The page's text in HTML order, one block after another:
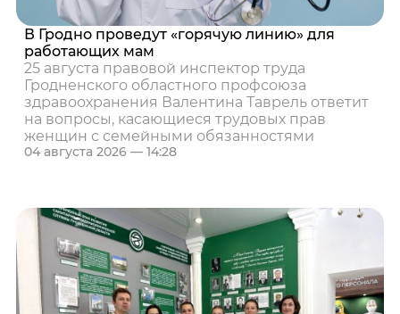
В Гродно проведут «горячую линию» для
работающих мам
25 августа правовой инспектор труда
Гродненского областного профсоюза
здравоохранения Валентина Таврель ответит
на вопросы, касающиеся трудовых прав
женщин с семейными обязанностями
04 августа 2026 — 14:28